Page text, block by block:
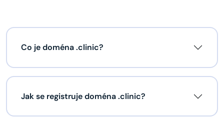
Co je doména .clinic?
Jak se registruje doména .clinic?